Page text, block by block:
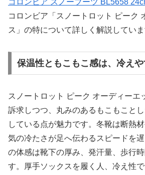
コロンビア スノーブーツ BL5658
コロンビア「スノートロット ピーク
ス」の特について詳しく解説していま
保温性ともこもこ感は、冷えや
スノートロット ピーク オーディーエ
訴求しつつ、丸みのあるもこもこと
している点が魅力です。冬靴は断熱
気の冷たさが足へ伝わるスピードを
の体感は靴下の厚み、発汗量、歩行
す。厚手ソックスを履く人、冷え性